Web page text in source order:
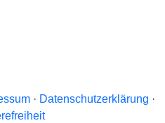
· Datenschutzerklärung ·